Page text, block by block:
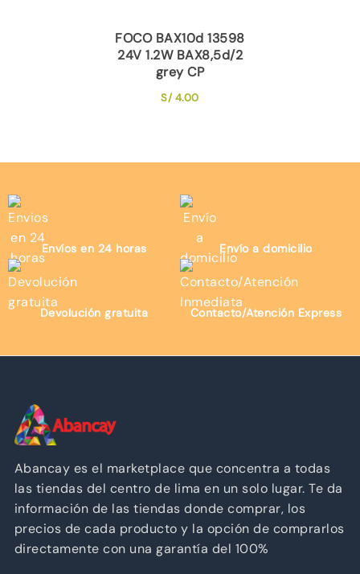
FOCO BAX10d 13598
24V 1.2W BAX8,5d/2
grey CP
S/ 4.00
Envíos en 24 horas Envío a domicilio
Devolución gratuita Contacto/Atención Express
Abancay es el marketplace que concentra a todas
las tiendas del centro de lima en un solo lugar. Te da
información de las tiendas donde comprar, los
precios de cada producto y la opción de comprarlos
directamente con una garantía del 100%